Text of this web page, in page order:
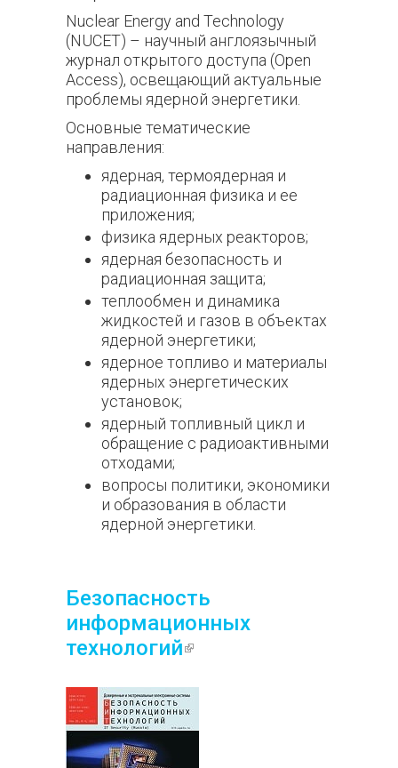
Nuclear Energy and Technology
(NUCET) – научный англоязычный
журнал открытого доступа (Open
Access), освещающий актуальные
проблемы ядерной энергетики.
Основные тематические
направления:
ядерная, термоядерная и
радиационная физика и ее
приложения;
физика ядерных реакторов;
ядерная безопасность и
радиационная защита;
теплообмен и динамика
жидкостей и газов в объектах
ядерной энергетики;
ядерное топливо и материалы
ядерных энергетических
установок;
ядерный топливный цикл и
обращение с радиоактивными
отходами;
вопросы политики, экономики
и образования в области
ядерной энергетики.
Безопасность
информационных
технологий(внешняя